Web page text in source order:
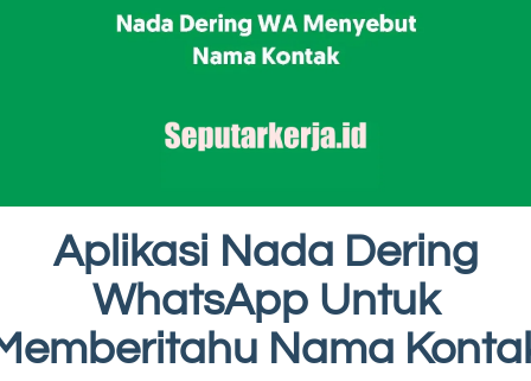
Aplikasi Nada Dering
WhatsApp Untuk
Nama